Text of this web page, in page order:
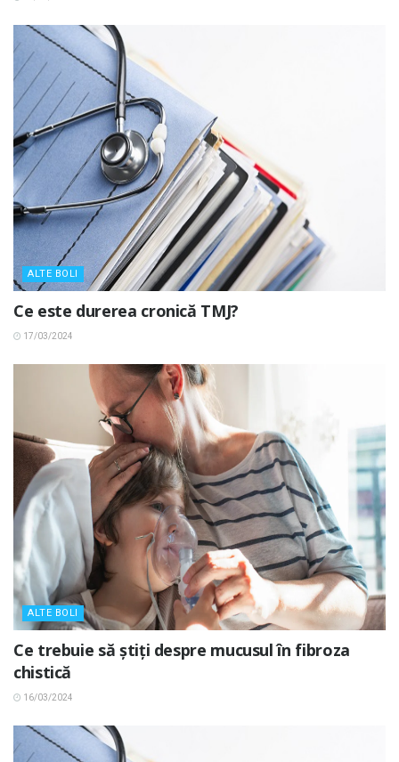
ALTE BOLI
Ce este durerea cronică TMJ?
17/03/2024
ALTE BOLI
Ce trebuie să știți despre mucusul în fibroza
chistică
16/03/2024